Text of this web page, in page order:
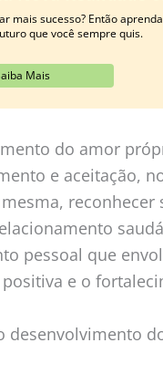
mais sucesso? Então
que você sempre quis.
Mais
do amor
e aceitação,
pessoal que
e o
desenvolvimento